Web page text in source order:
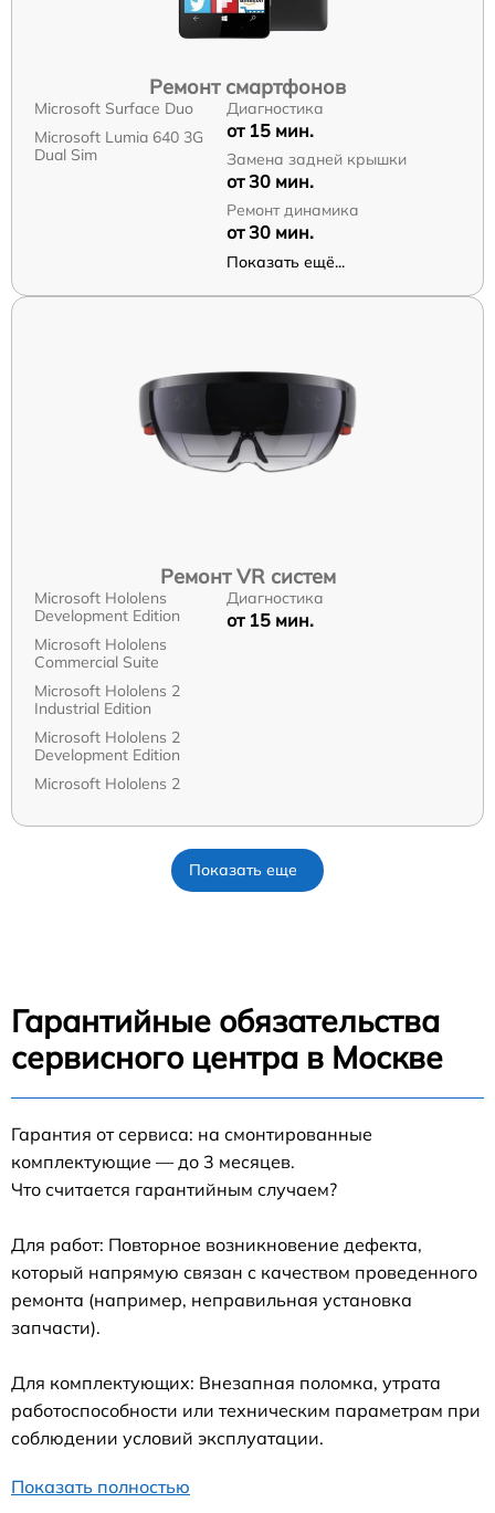
Ремонт смартфонов
Microsoft Surface Duo
Microsoft Lumia 640 3G
Dual Sim
Диагностика
от 15 мин.
Замена задней крышки
от 30 мин.
Ремонт динамика
от 30 мин.
Показать ещё...
Ремонт VR систем
Microsoft Hololens
Development Edition
Microsoft Hololens
Commercial Suite
Microsoft Hololens 2
Industrial Edition
Microsoft Hololens 2
Development Edition
Microsoft Hololens 2
Диагностика
от 15 мин.
Показать еще
Гарантийные обязательства
сервисного центра в Москве
Гарантия от сервиса: на смонтированные
комплектующие — до 3 месяцев.
Что считается гарантийным случаем?
Для работ: Повторное возникновение дефекта,
который напрямую связан с качеством проведенного
ремонта (например, неправильная установка
запчасти).
Для комплектующих: Внезапная поломка, утрата
работоспособности или техническим параметрам при
соблюдении условий эксплуатации.
Показать полностью